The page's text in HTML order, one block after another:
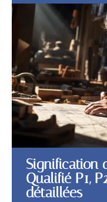
Signification
Qualifié P1,
détaillées